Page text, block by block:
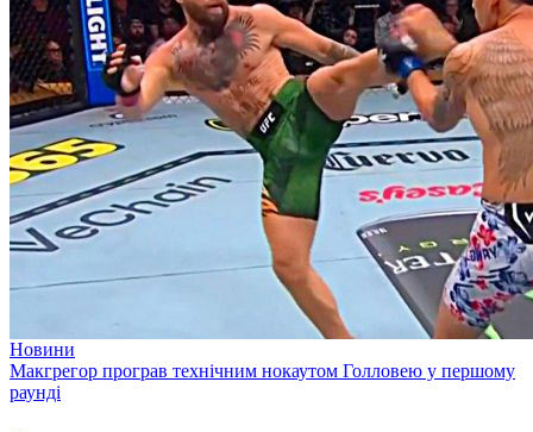
Новини
Макгрегор програв технічним нокаутом Голловею у першому
раунді